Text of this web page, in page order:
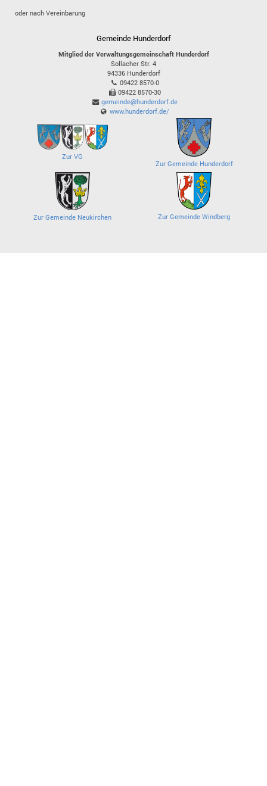
oder nach Vereinbarung
Gemeinde Hunderdorf
Mitglied der Verwaltungsgemeinschaft Hunderdorf
Sollacher Str. 4
94336 Hunderdorf
09422 8570-0
09422 8570-30
gemeinde@hunderdorf.de
www.hunderdorf.de/
Zur VG
Zur Gemeinde Hunderdorf
Zur Gemeinde Neukirchen Zur Gemeinde Windberg